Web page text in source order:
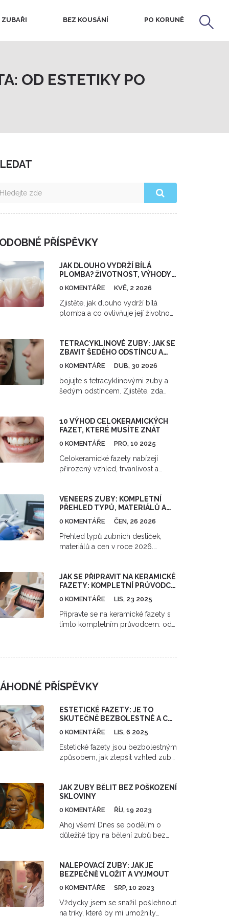
ZUBAŘI BEZ KOUSÁNÍ PO KORUNĚ
OD ESTETIKY PO
PŘÍSPĚVKY
JAK DLOUHO VYDRŽÍ BÍLÁ
PLOMBA? ŽIVOTNOST, VÝHODY
A PÉČE O KOMPOZITNÍ VÝPLNĚ
0 KOMENTÁŘE KVĚ, 2 2026
Zjistěte, jak dlouho vydrží bílá
plomba a co ovlivňuje její životnost.
a upozorňujeme na signály, kdy je
nutná výměna.
TETRACYKLINOVÉ ZUBY: JAK SE
ZBAVIT ŠEDÉHO ODSTÍNCU A
ZÍSKAT BÍLÝ ÚSMĚV
0 KOMENTÁŘE DUB, 30 2026
bojujte s tetracyklinovými zuby a
šedým odstíncem. Zjistěte, zda
a sebevědomí.
10 VÝHOD CELOKERAMICKÝCH
FAZET, KTERÉ MUSÍTE ZNÁT
0 KOMENTÁŘE PRO, 10 2025
Celokeramické fazety nabízejí
přirozený vzhled, trvanlivost a
estetickou úpravu zubů a jak
mohou zlepšit vaši kvalitu života.
VENEERS ZUBY: KOMPLETNÍ
PŘEHLED TYPŮ, MATERIÁLŮ A
CEN V ROCE 2026
0 KOMENTÁŘE ČEN, 26 2026
Přehled typů zubních destiček,
materiálů a cen v roce 2026.
radíme, jak vybrat správnou cestu k
ideálnímu úsměvu.
JAK SE PŘIPRAVIT NA KERAMICKÉ
FAZETY: KOMPLETNÍ PRŮVODCE
KROK ZA KROKEM
0 KOMENTÁŘE LIS, 23 2025
Připravte se na keramické fazety s
tímto kompletním průvodcem: od
PŘÍSPĚVKY
ESTETICKÉ FAZETY: JE TO
SKUTEČNĚ BEZBOLESTNÉ A CO
VÁS ČEKÁ PŘI PROCEDUŘE?
0 KOMENTÁŘE LIS, 6 2025
Estetické fazety jsou bezbolestným
způsobem, jak zlepšit vzhled zubů
vydrží a pro koho jsou skutečně
vhodné.
JAK ZUBY BĚLIT BEZ POŠKOZENÍ
SKLOVINY
0 KOMENTÁŘE ŘÍJ, 19 2023
Ahoj všem! Dnes se podělím o
důležité tipy na bělení zubů bez
ale je důležité dbát na ochranu
zubů při používání bělících
produktů. Přečtěte si, jaké metody
k vašim zubům a jak si udržet
NALEPOVACÍ ZUBY: JAK JE
BEZPEČNĚ VLOŽIT A VYJMOUT
0 KOMENTÁŘE SRP, 10 2023
Vždycky jsem se snažil pošlehnout
na triky, které by mi umožnily